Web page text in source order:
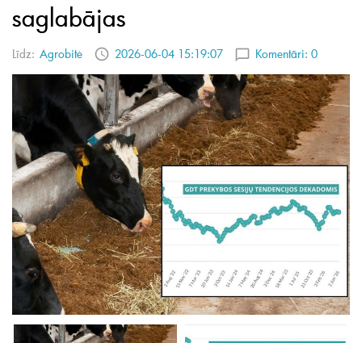
saglabājas
Līdz: Agrobitė 2026-06-04 15:19:07 Komentāri: 0